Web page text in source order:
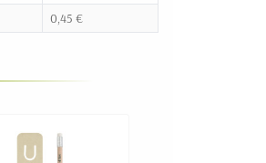
0,45 €